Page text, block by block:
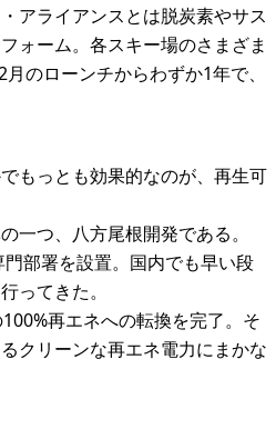
アライアンスとは脱炭素やサス
ォーム。各スキー場のさまざま
のローンチからわずか1年で、
もっとも効果的なのが、再生可
一つ、八方尾根開発である。
部署を設置。国内でも早い段
ってきた。
再エネへの転換を完了。そ
クリーンな再エネ電力にまかな